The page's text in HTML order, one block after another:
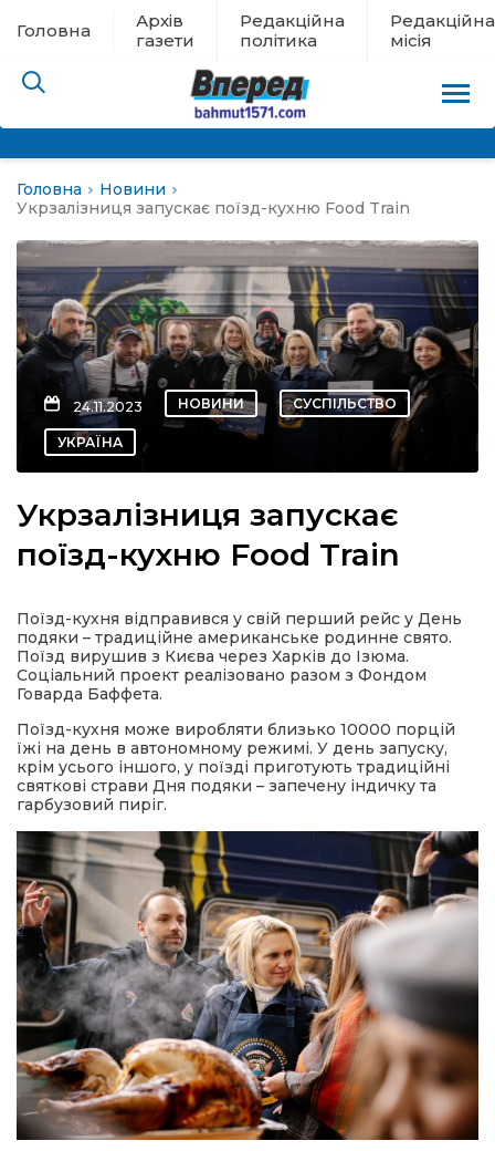
Головна
Архів
газети
Редакційна
політика
Редакційна
місія
евакуації
новини
політика
місія
Головна
Новини
Укрзалізниця запускає поїзд-кухню Food Train
24.11.2023 НОВИНИ СУСПІЛЬСТВО
УКРАЇНА
Укрзалізниця запускає
поїзд-кухню Food Train
Поїзд-кухня відправився у свій перший рейс у День
подяки – традиційне американське родинне свято.
Поїзд вирушив з Києва через Харків до Ізюма.
Соціальний проект реалізовано разом з Фондом
Говарда Баффета.
Поїзд-кухня може виробляти близько 10000 порцій
їжі на день в автономному режимі. У день запуску,
крім усього іншого, у поїзді приготують традиційні
святкові страви Дня подяки – запечену індичку та
гарбузовий пиріг.